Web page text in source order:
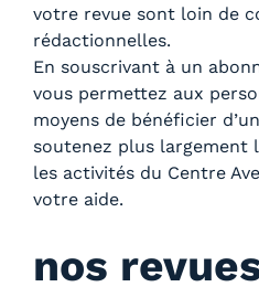
votre revue sont loin de
rédactionnelles.
En souscrivant à un
vous permettez aux
moyens de bénéficier
soutenez plus largement
les activités du Centre
votre aide.
nos